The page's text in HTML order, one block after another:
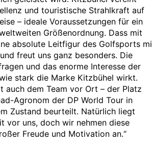
und touristische Strahlkraft auf
– ideale Voraussetzungen für ein
Größenordnung. Dass mit
absolute Leitfigur des Golfsports
freut uns ganz besonders. Die
und das enorme Interesse der
stark die Marke Kitzbühel wirkt.
auch dem Team vor Ort – der Platz
Agronom der DP World Tour in
Zustand beurteilt. Natürlich liegt
vor uns, doch wir nehmen diese
Freude und Motivation an.“